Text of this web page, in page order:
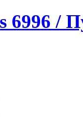
6996 /